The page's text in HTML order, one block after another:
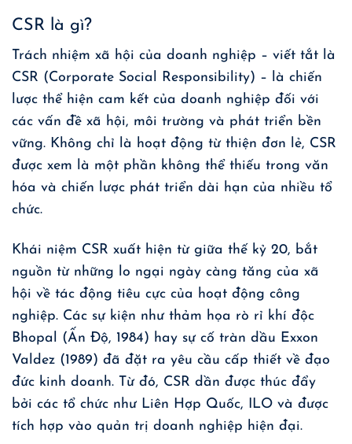
CSR là gì?
Trách nhiệm xã hội của doanh nghiệp – viết tắt là
CSR (Corporate Social Responsibility) – là chiến
lược thể hiện cam kết của doanh nghiệp đối với
các vấn đề xã hội, môi trường và phát triển bền
vững. Không chỉ là hoạt động từ thiện đơn lẻ, CSR
được xem là một phần không thể thiếu trong văn
hóa và chiến lược phát triển dài hạn của nhiều tổ
chức.
Khái niệm CSR xuất hiện từ giữa thế kỷ 20, bắt
nguồn từ những lo ngại ngày càng tăng của xã
hội về tác động tiêu cực của hoạt động công
nghiệp. Các sự kiện như thảm họa rò rỉ khí độc
Bhopal (Ấn Độ, 1984) hay sự cố tràn dầu Exxon
Valdez (1989) đã đặt ra yêu cầu cấp thiết về đạo
đức kinh doanh. Từ đó, CSR dần được thúc đẩy
bởi các tổ chức như Liên Hợp Quốc, ILO và được
tích hợp vào quản trị doanh nghiệp hiện đại.